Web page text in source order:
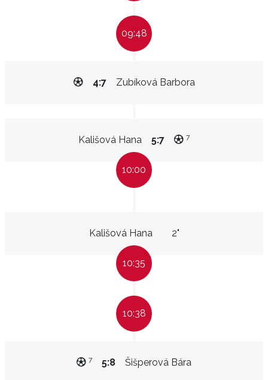
09:48
Zubíková Barbora
4:7
Kališová Hana 5:7 7
10:00
Kališová Hana 2"
10:35
10:38
Šišperová Bára
5:8
7